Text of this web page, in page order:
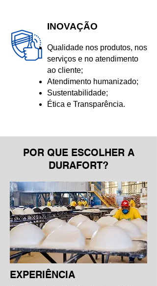
INOVAÇÃO
Qualidade nos produtos, nos
serviços e no atendimento
ao cliente;
Atendimento humanizado;
Sustentabilidade;
Ética e Transparência.
POR QUE ESCOLHER A
DURAFORT?
EXPERIÊNCIA